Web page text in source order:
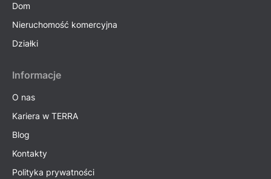
Dom
Nieruchomość komercyjna
Działki
Informacje
O nas
Kariera w TERRA
Blog
Kontakty
Polityka prywatności